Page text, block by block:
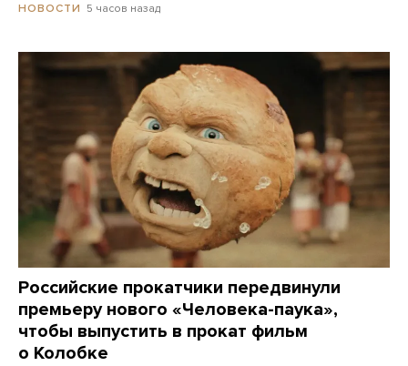
НОВОСТИ 5 часов назад
Российские прокатчики передвинули
премьеру нового «Человека-паука»,
чтобы выпустить в прокат фильм
о Колобке